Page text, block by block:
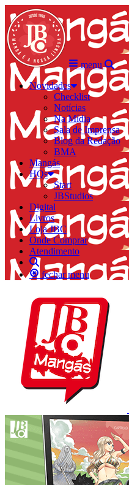
menu
Novidades
Checklist
Notícias
Na Mídia
Sala de Imprensa
Blog da Redação
BMA
Mangás
HQs
Start
JBStudios
Digital
Livros
Loja JBC
Onde Comprar
Atendimento
fechar menu